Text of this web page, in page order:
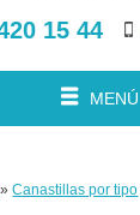
15 44
MENÚ
»Canastillas por tipo